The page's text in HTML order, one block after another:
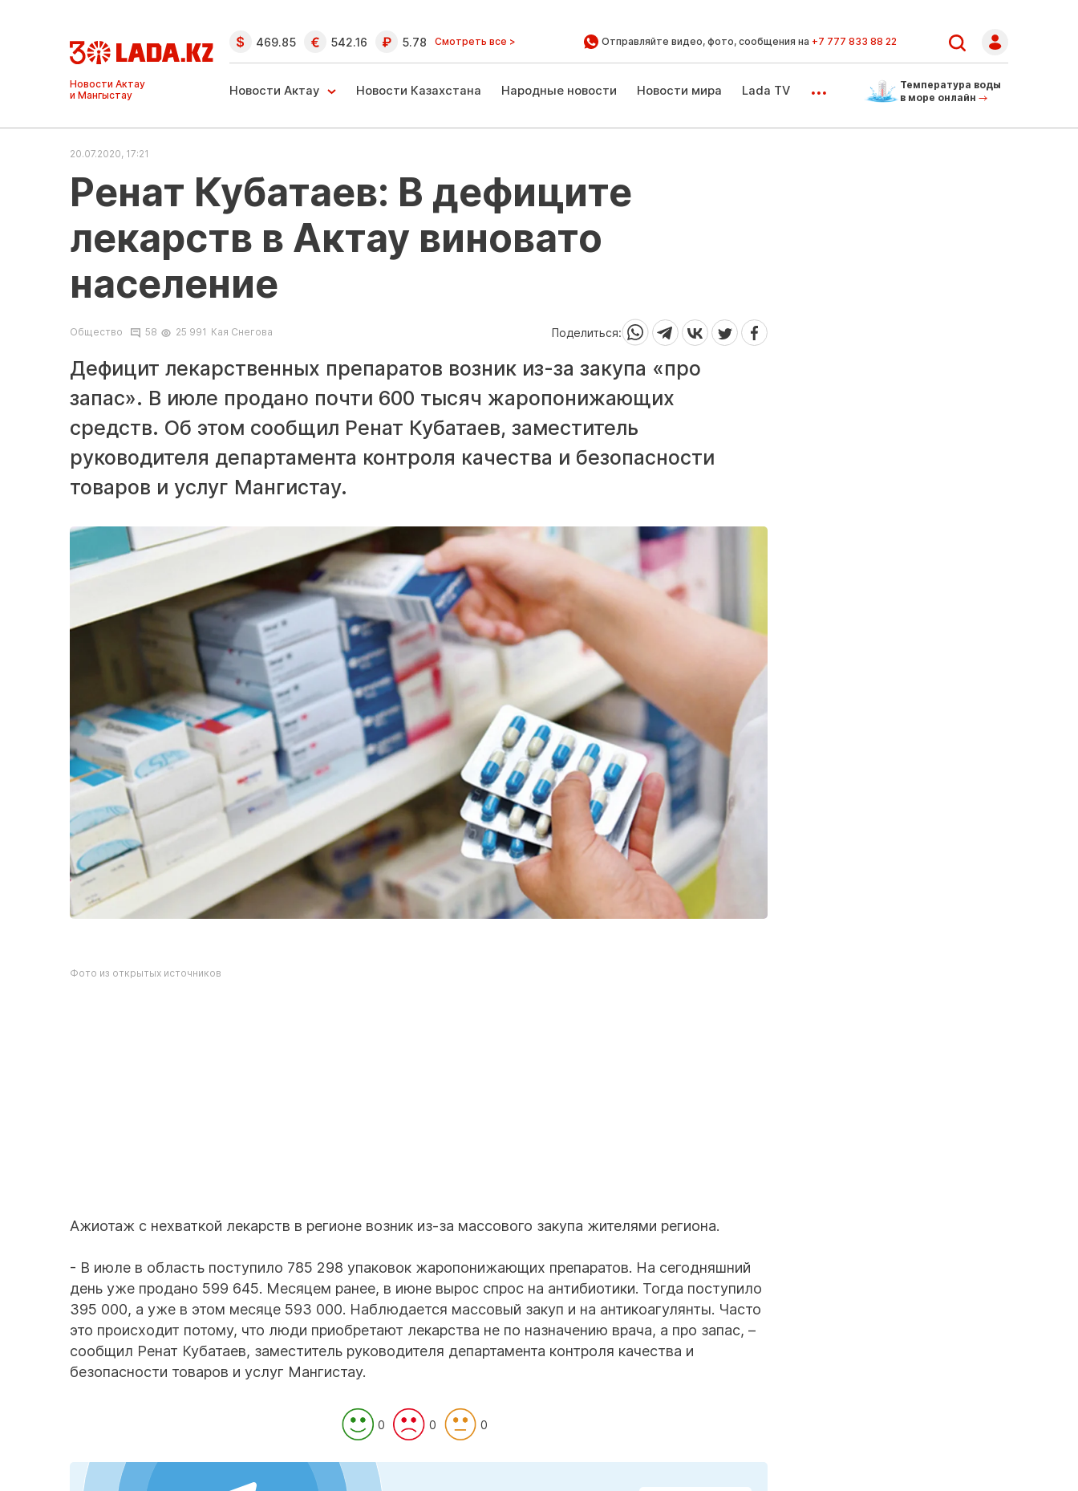
Ақтау және
Манғыстау
жаңалықтары
469.85 542.16 5.78 Смотреть все > Отправляйте видео, фото, сообщения на +7 777 833 88 22
Новости Актау Новости Казахстана Народные новости Новости мира Lada TV ...
Температура воды
в море онлайн
20.07.2020, 17:21
Ренат Кубатаев: В дефиците
лекарств в Актау виновато
население
Общество 58 25 991 Кая Снегова Поделиться:
Дефицит лекарственных препаратов возник из-за закупа «про
запас». В июле продано почти 600 тысяч жаропонижающих
средств. Об этом сообщил Ренат Кубатаев, заместитель
руководителя департамента контроля качества и безопасности
товаров и услуг Мангистау.
Фото из открытых источников
Ажиотаж с нехваткой лекарств в регионе возник из-за массового закупа жителями региона.
- В июле в область поступило 785 298 упаковок жаропонижающих препаратов. На сегодняшний
день уже продано 599 645. Месяцем ранее, в июне вырос спрос на антибиотики. Тогда поступило
395 000, а уже в этом месяце 593 000. Наблюдается массовый закуп и на антикоагулянты. Часто
это происходит потому, что люди приобретают лекарства не по назначению врача, а про запас, –
сообщил Ренат Кубатаев, заместитель руководителя департамента контроля качества и
безопасности товаров и услуг Мангистау.
0 0 0